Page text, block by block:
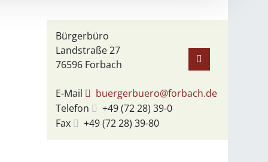
Bürgerbüro
Landstraße 27
76596 Forbach
E-Mail
buergerbuero@forbach.de
Telefon
+49 (7228) 39-0
Fax
+49 (7228) 39-80